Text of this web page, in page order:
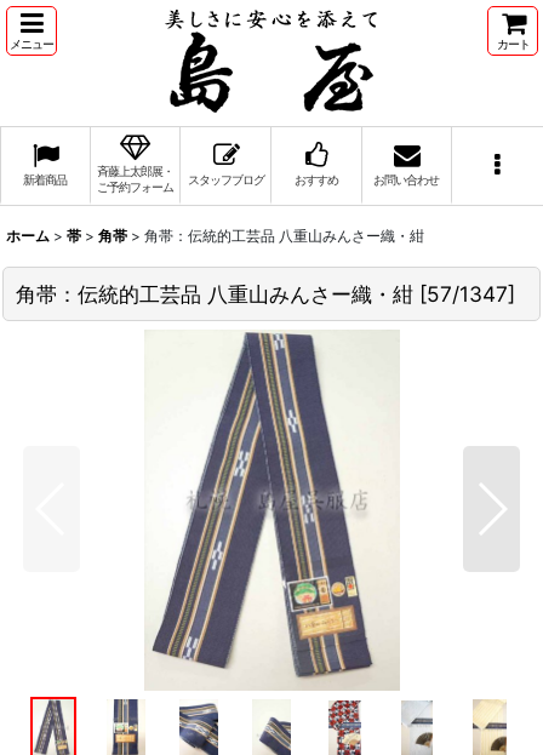
メニュー カート
新着商品
斉藤上太郎展・
ご予約フォーム
スタッフブログ おすすめ お問い合わせ
ホーム > 帯 > 角帯 > 角帯：伝統的工芸品 八重山みんさー織・紺
角帯：伝統的工芸品 八重山みんさー織・紺 [57/1347]